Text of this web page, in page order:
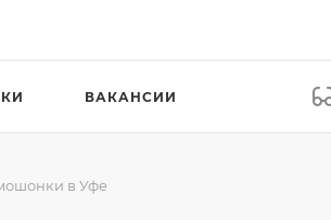
ВАКАНСИИ
в Уфе